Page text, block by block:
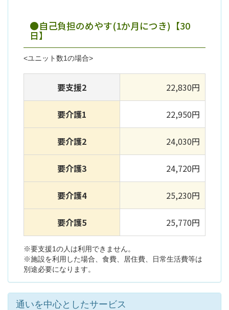
●自己負担のめやす(1か月につき)【30
日】
<ユニット数1の場合>
要支援2 22,830円
要介護1 22,950円
要介護2 24,030円
要介護3 24,720円
要介護4 25,230円
要介護5 25,770円
※要支援1の人は利用できません。
※施設を利用した場合、食費、居住費、日常生活費等は
別途必要になります。
通いを中心としたサービス